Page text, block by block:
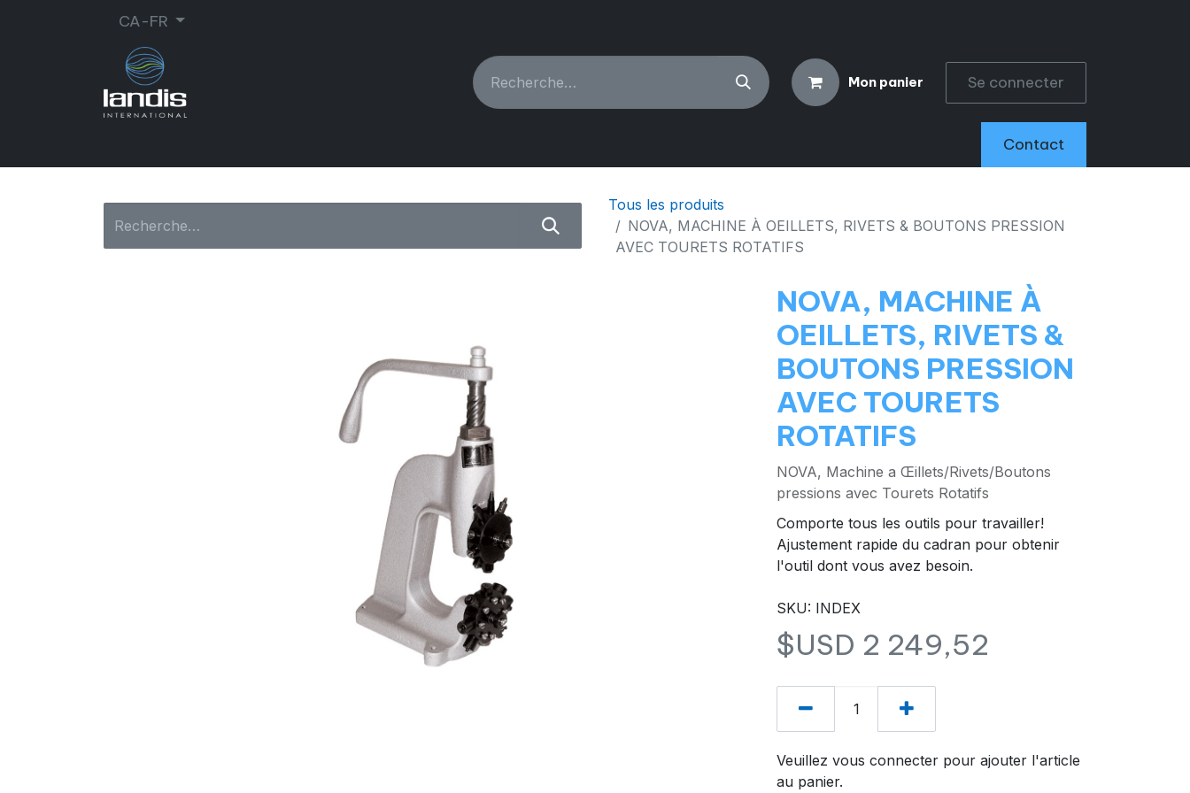
CA-FR
Mon panier Se connecter
Contact
Tous les produits
NOVA, MACHINE À OEILLETS, RIVETS & BOUTONS PRESSION
AVEC TOURETS ROTATIFS
NOVA, MACHINE À
OEILLETS, RIVETS &
BOUTONS PRESSION
AVEC TOURETS
ROTATIFS
NOVA, Machine a Œillets/Rivets/Boutons
pressions avec Tourets Rotatifs
Comporte tous les outils pour travailler!
Ajustement rapide du cadran pour obtenir
l'outil dont vous avez besoin.
SKU: INDEX
$USD 2 249,52
Veuillez vous connecter pour ajouter l'article
au panier.